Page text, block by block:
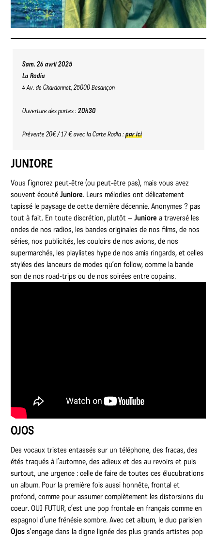
Sam. 26 avril 2025
La Rodia
4 Av. de Chardonnet, 25000 Besançon
Ouverture des portes :20h30
Prévente 20€ / 17 € avec la Carte Rodia :par ici
JUNIORE
Vous l’ignorez peut-être (ou peut-être pas), mais vous avez
souvent écoutéJuniore. Leurs mélodies ont délicatement
tapissé le paysage de cette dernière décennie. Anonymes ? pas
tout à fait. En toute discrétion, plutôt –Juniore a traversé les
ondes de nos radios, les bandes originales de nos films, de nos
séries, nos publicités, les couloirs de nos avions, de nos
supermarchés, les playlistes hype de nos amis ringards, et celles
stylées des lanceurs de modes qu’on follow, comme la bande
son de nos road-trips ou de nos soirées entre copains.
OJOS
Des vocaux tristes entassés sur un téléphone, des fracas, des
étés traqués à l’automne, des adieux et des au revoirs et puis
surtout, une urgence : celle de faire de toutes ces élucubrations
un album. Pour la première fois aussi honnête, frontal et
profond, comme pour assumer complètement les distorsions du
coeur. OUI FUTUR, c’est une pop frontale en français comme en
espagnol d’une frénésie sombre. Avec cet album, le duo parisien
Ojos s’engage dans la digne lignée des plus grands artistes pop